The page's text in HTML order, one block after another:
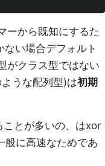
ーから既知にするた
い場合デフォルト
がクラス型ではない
うな配列型)は初期
とが多いの、はxor
般に高速なためであ